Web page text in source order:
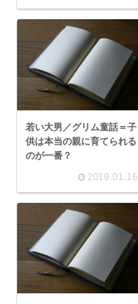
若い大男／グリム童話＝子
供は本当の親に育てられる
のが一番？
2019.01.16